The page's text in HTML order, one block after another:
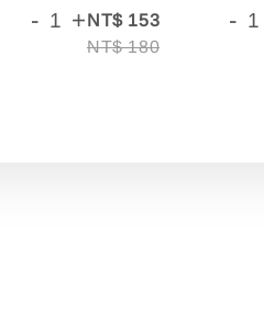
- +NT$ 153
NT$ 180
-